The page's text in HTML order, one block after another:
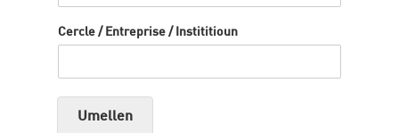
t
Cercle / Entreprise / Instititioun
Umellen